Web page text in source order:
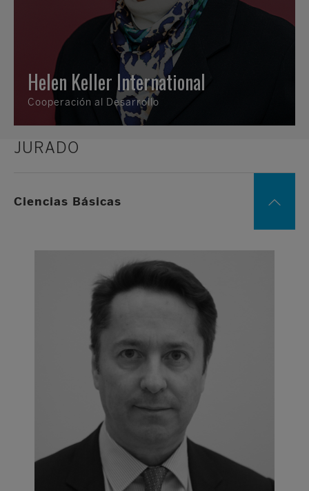
Helen Keller International
Cooperación al Desarrollo
JURADO
Ciencias Básicas